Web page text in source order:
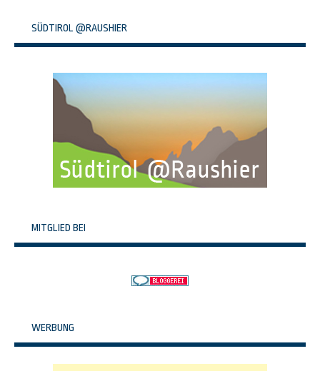
SÜDTIROL @RAUSHIER
MITGLIED BEI
WERBUNG